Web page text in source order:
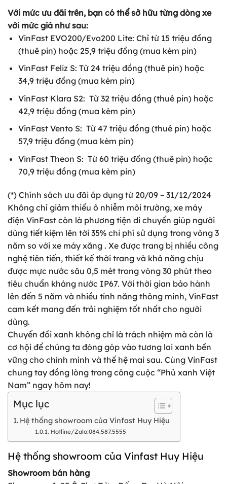
Với mức ưu đãi trên, bạn có thể sở hữu từng dòng xe
với mức giá như sau:
VinFast EVO200/Evo200 Lite: Chỉ từ 15 triệu đồng
(thuê pin) hoặc 25,9 triệu đồng (mua kèm pin)
VinFast Feliz S: Từ 24 triệu đồng (thuê pin) hoặc
34,9 triệu đồng (mua kèm pin)
VinFast Klara S2: Từ 32 triệu đồng (thuê pin) hoặc
42,9 triệu đồng (mua kèm pin)
VinFast Vento S: Từ 47 triệu đồng (thuê pin) hoặc
57,9 triệu đồng (mua kèm pin)
VinFast Theon S: Từ 60 triệu đồng (thuê pin) hoặc
70,9 triệu đồng (mua kèm pin)
(*) Chính sách ưu đãi áp dụng từ 20/09 – 31/12/2024
Không chỉ giảm thiểu ô nhiễm môi trường, xe máy
điện VinFast còn là phương tiện di chuyển giúp người
dùng tiết kiệm lên tới 35% chi phí sử dụng trong vòng 3
năm so với xe máy xăng . Xe được trang bị nhiều công
nghệ tiên tiến, thiết kế thời trang và khả năng chịu
được mực nước sâu 0,5 mét trong vòng 30 phút theo
tiêu chuẩn kháng nước IP67. Với thời gian bảo hành
lên đến 5 năm và nhiều tính năng thông minh, VinFast
cam kết mang đến trải nghiệm tốt nhất cho người
dùng.
Chuyển đổi xanh không chỉ là trách nhiệm mà còn là
cơ hội để chúng ta đóng góp vào tương lai xanh bền
vững cho chính mình và thế hệ mai sau. Cùng VinFast
chung tay đồng lòng trong công cuộc “Phủ xanh Việt
Nam” ngay hôm nay!
Mục lục
Hệ thống showroom của Vinfast Huy Hiệu
Hotline/Zalo:084.587.5555
Hệ thống showroom của Vinfast Huy Hiệu
Showroom bán hàng